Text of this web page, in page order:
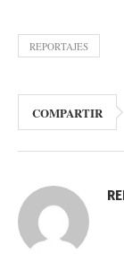
REPORTAJES
COMPARTIR